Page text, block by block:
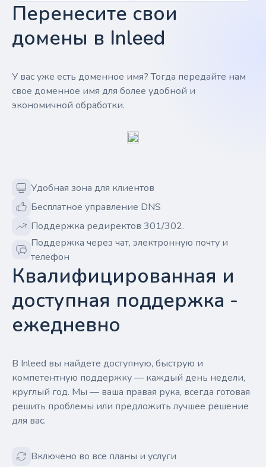
Перенесите свои
домены в Inleed
У вас уже есть доменное имя? Тогда передайте нам
свое доменное имя для более удобной и
экономичной обработки.
Удобная зона для клиентов
Бесплатное управление DNS
Поддержка редиректов 301/302.
Поддержка через чат, электронную почту и
телефон
Квалифицированная и
доступная поддержка -
ежедневно
В Inleed вы найдете доступную, быструю и
компетентную поддержку — каждый день недели,
круглый год. Мы — ваша правая рука, всегда готовая
решить проблемы или предложить лучшее решение
для вас.
Включено во все планы и услуги